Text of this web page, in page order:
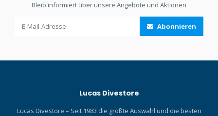
Bleib informiert über unsere Angebote und Aktionen
Abonnieren
Lucas Divestore
Lucas Divestore – Seit 1983 die größte Auswahl und die besten